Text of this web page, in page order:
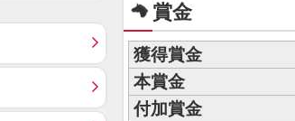
賞金
獲得賞金
本賞金
付加賞金